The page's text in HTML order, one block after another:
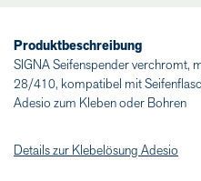
Produktbeschreibung
SIGNA Seifenspender verchromt,
28/410, kompatibel mit
Adesio zum Kleben oder Bohren
Details zur Klebelösung Adesio